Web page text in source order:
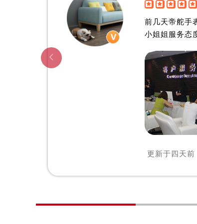
辽宁省沈阳市沈河区中街路
北京市朝阳区建国门外大街
北京市东城区东长安街1号王
河北省保定市竞秀区朝阳北
内蒙古自治区阿拉善盟市左
内蒙古自治区巴彦淖尔市临
内蒙古自治区包头市青山区
内蒙古自治区赤峰市红山区
内蒙古自治区鄂尔多斯市东
内蒙古自治区呼伦贝尔市海
内蒙古自治区通辽市科尔沁
内蒙古自治区乌兰察布市集
内蒙古自治区兴安盟市乌兰
开福区帝舵维修中心
前几天帝舵手
小姐姐服务态
更新于 四天前
